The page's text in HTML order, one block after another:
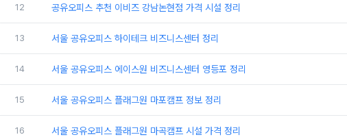
12 공유오피스 추천 이비즈 강남논현점 가격 시설 정리
13 서울 공유오피스 하이테크 비즈니스센터 정리
14 서울 공유오피스 에이스원 비즈니스센터 영등포 정리
15 서울 공유오피스 플래그원 마포캠프 정보 정리
16 서울 공유오피스 플래그원 마곡캠프 시설 가격 정리